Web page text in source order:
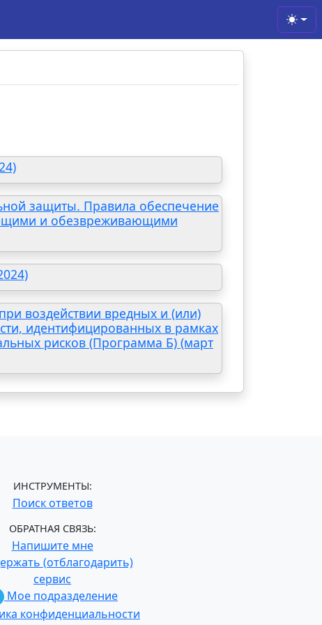
защиты. Правила обеспечение
и обезвреживающими
воздействии вредных и (или)
идентифицированных в рамках
рисков (Программа Б) (март
ИНСТРУМЕНТЫ:
Поиск ответов
ОБРАТНАЯ СВЯЗЬ:
Напишите мне
(отблагодарить)
сервис
Мое подразделение
конфиденциальности